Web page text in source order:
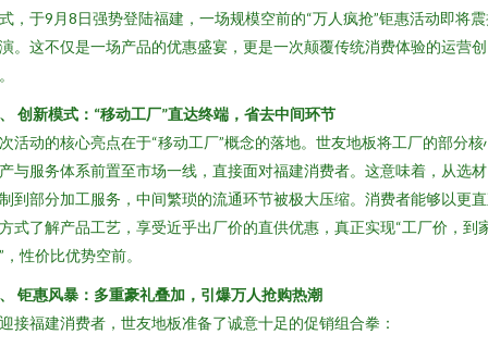
，于9月8日强势登陆福建，一场规模空前的“万人疯抢”钜惠活动即将
。这不仅是一场产品的优惠盛宴，更是一次颠覆传统消费体验的运营创
创新模式：“移动工厂”直达终端，省去中间环节
活动的核心亮点在于“移动工厂”概念的落地。世友地板将工厂的部分核
与服务体系前置至市场一线，直接面对福建消费者。这意味着，从选
到部分加工服务，中间繁琐的流通环节被极大压缩。消费者能够以更
式了解产品工艺，享受近乎出厂价的直供优惠，真正实现“工厂价，到
，性价比优势空前。
钜惠风暴：多重豪礼叠加，引爆万人抢购热潮
接福建消费者，世友地板准备了诚意十足的促销组合拳：